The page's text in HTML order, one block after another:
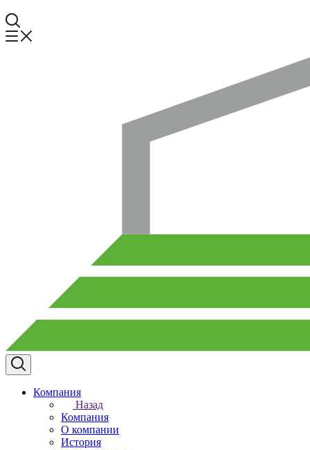
Компания
Назад
Компания
О компании
История